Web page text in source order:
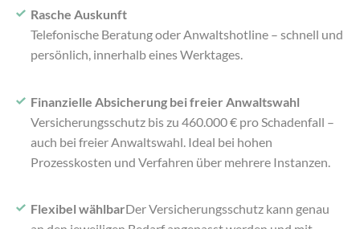
Rasche Auskunft
Telefonische Beratung oder Anwaltshotline – schnell und
persönlich, innerhalb eines Werktages.
Finanzielle Absicherung bei freier Anwaltswahl
Versicherungsschutz bis zu 460.000 € pro Schadenfall –
auch bei freier Anwaltswahl. Ideal bei hohen
Prozesskosten und Verfahren über mehrere Instanzen.
Flexibel wählbarDer Versicherungsschutz kann genau